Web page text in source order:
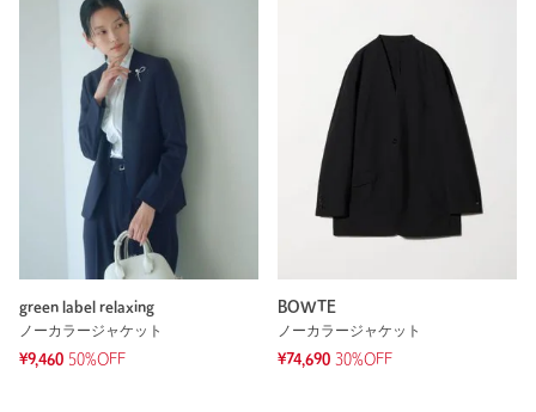
green label relaxing
ノーカラージャケット
¥9,460 50%OFF
BOWTE
ノーカラージャケット
¥74,690 30%OFF